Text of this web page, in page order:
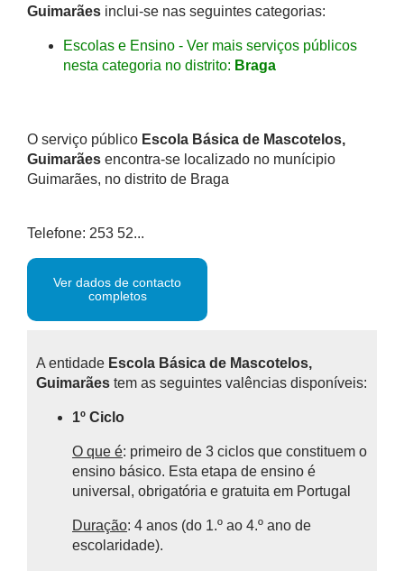
Guimarães inclui-se nas seguintes categorias:
Escolas e Ensino - Ver mais serviços públicos
nesta categoria no distrito: Braga
O serviço público Escola Básica de Mascotelos,
Guimarães encontra-se localizado no munícipio
Guimarães, no distrito de Braga
Telefone: 253 52...
Ver dados de contacto
completos
A entidade Escola Básica de Mascotelos,
Guimarães tem as seguintes valências disponíveis:
1º Ciclo
O que é: primeiro de 3 ciclos que constituem o
ensino básico. Esta etapa de ensino é
universal, obrigatória e gratuita em Portugal
Duração: 4 anos (do 1.º ao 4.º ano de
escolaridade).